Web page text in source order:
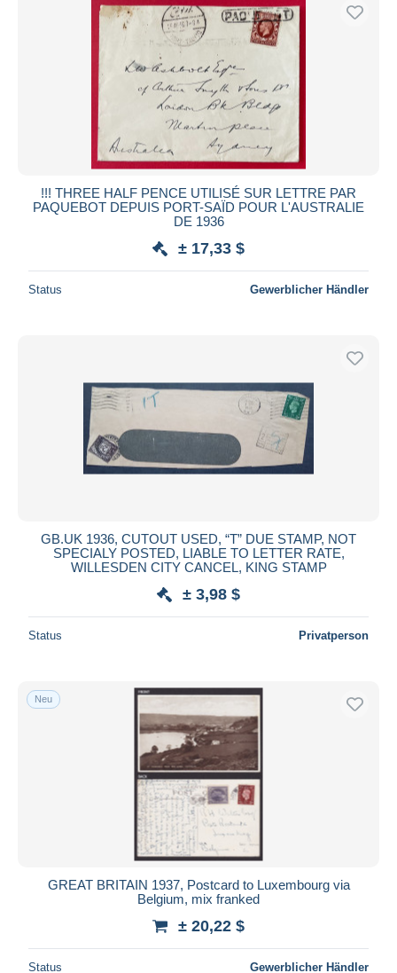
!!! THREE HALF PENCE UTILISÉ SUR LETTRE PAR
PAQUEBOT DEPUIS PORT-SAÏD POUR L'AUSTRALIE
DE 1936
± 17,33 $
Status Gewerblicher Händler
GB.UK 1936, CUTOUT USED, “T” DUE STAMP, NOT
SPECIALY POSTED, LIABLE TO LETTER RATE,
WILLESDEN CITY CANCEL, KING STAMP
± 3,98 $
Status Privatperson
Neu
GREAT BRITAIN 1937, Postcard to Luxembourg via
Belgium, mix franked
± 20,22 $
Status Gewerblicher Händler